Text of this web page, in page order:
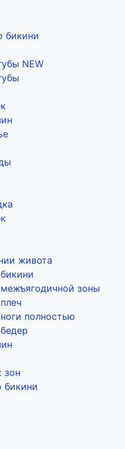
бикини
NEW
живота
зоны
полностью
зон
бикини